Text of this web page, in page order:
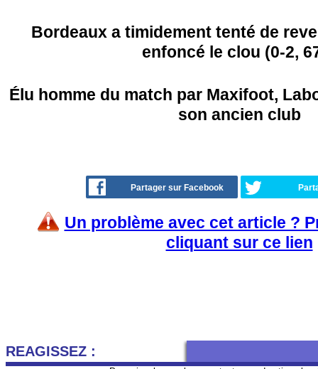
Bordeaux a timidement tenté de
enfoncé le clou (0-2,
Élu homme du match par Maxifoot,
son ancien club
Partager sur Facebook
Un problème avec cet article ?
cliquant sur ce lien
REAGISSEZ :